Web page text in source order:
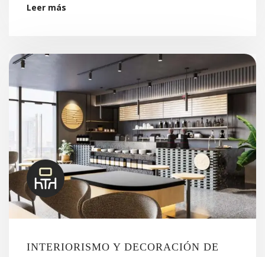
Leer más
INTERIORISMO Y DECORACIÓN DE